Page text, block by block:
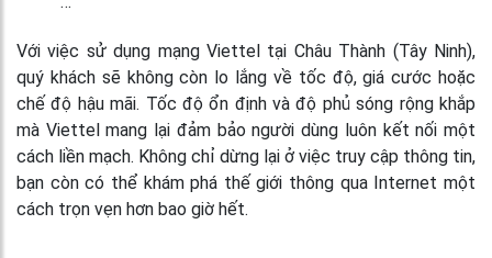
Với việc sử dụng mạng Viettel tại Châu Thành (Tây Ninh),
quý khách sẽ không còn lo lắng về tốc độ, giá cước hoặc
chế độ hậu mãi. Tốc độ ổn định và độ phủ sóng rộng khắp
mà Viettel mang lại đảm bảo người dùng luôn kết nối một
cách liền mạch. Không chỉ dừng lại ở việc truy cập thông tin,
bạn còn có thể khám phá thế giới thông qua Internet một
cách trọn vẹn hơn bao giờ hết.